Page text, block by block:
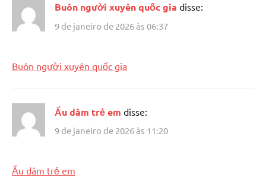
Buôn người xuyên quốc gia disse:
9 de janeiro de 2026 às 06:37
Buôn người xuyên quốc gia
Ấu dâm trẻ em disse:
9 de janeiro de 2026 às 11:20
Ấu dâm trẻ em